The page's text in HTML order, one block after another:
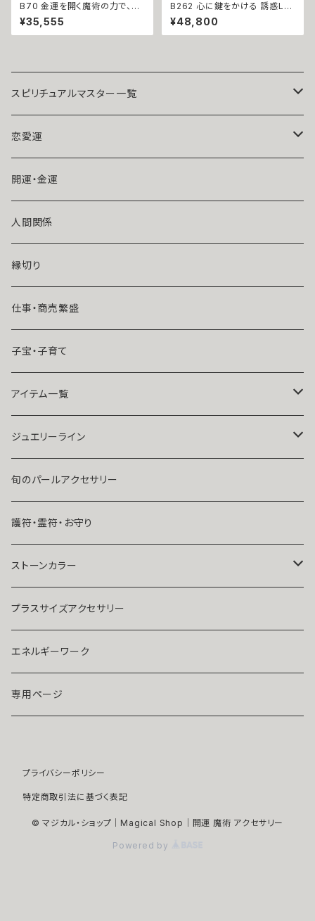
B70 金運を開く魔術の力で、成
功を引き寄せる 悪魔術 マルチ
カラー シトリンカラー ストーン
グラデーション リング 悪魔術師
ンド 大開運 金運 財運 幸運 願
物 魔術師 魔法 強力
¥35,555
B262 心に鍵をかける 誘惑LO
VEブレスレット 幸せになれる
悪魔術師 べリアル 願望成就 天
然石 マルチストーン ブレスレッ
縁 引き寄せ 叶う マルチカラー
¥48,800
スピリチュアルマスター一覧
魔術師アリエル
悪魔術師べリアル
風水師さくら
魔術師恋雪
魔術師N.Kelly
魔術師Sara Serendipity
祈祷師澪央
ユタ玉城陽
恋愛運
片思い
ライバルの居る恋（略奪したい）
年齢差のある恋（年上・年下）
マンネリ気味の恋
遠距離
復縁したい・取り戻したい愛情
人に言えない関係
出会いが欲しい
結婚したい
人気運・モテる
開運・金運
人間関係
縁切り
仕事・商売繁盛
子宝・子育て
アイテム一覧
ネックレス
ブレスレット・アンクレット
リング
イヤリング・ピアス
ストラップ・キーホルダー
マスクピアス
ブローチ
開運アイテム
浄化アイテム
ジュエリーライン
Ｋ１０
K１４
Ｋ１８
プラチナ
ダイヤモンド
モアサナイト
パール
旬のパールアクセサリー
護符・霊符・お守り
ストーンカラー
クリア
ブルー
レッド
ピンク
イエロー
プラスサイズアクセサリー
エネルギーワーク
専用ページ
プライバシーポリシー
特定商取引法に基づく表記
© マジカル・ショップ｜Magical Shop｜開運 魔術 アクセサリー
Powered by